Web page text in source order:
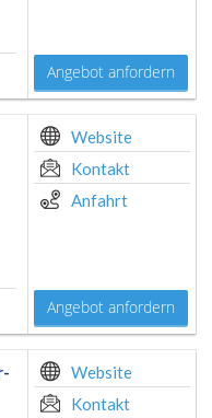
Angebot anfordern
Website
Kontakt
Anfahrt
Angebot anfordern
Website
Kontakt